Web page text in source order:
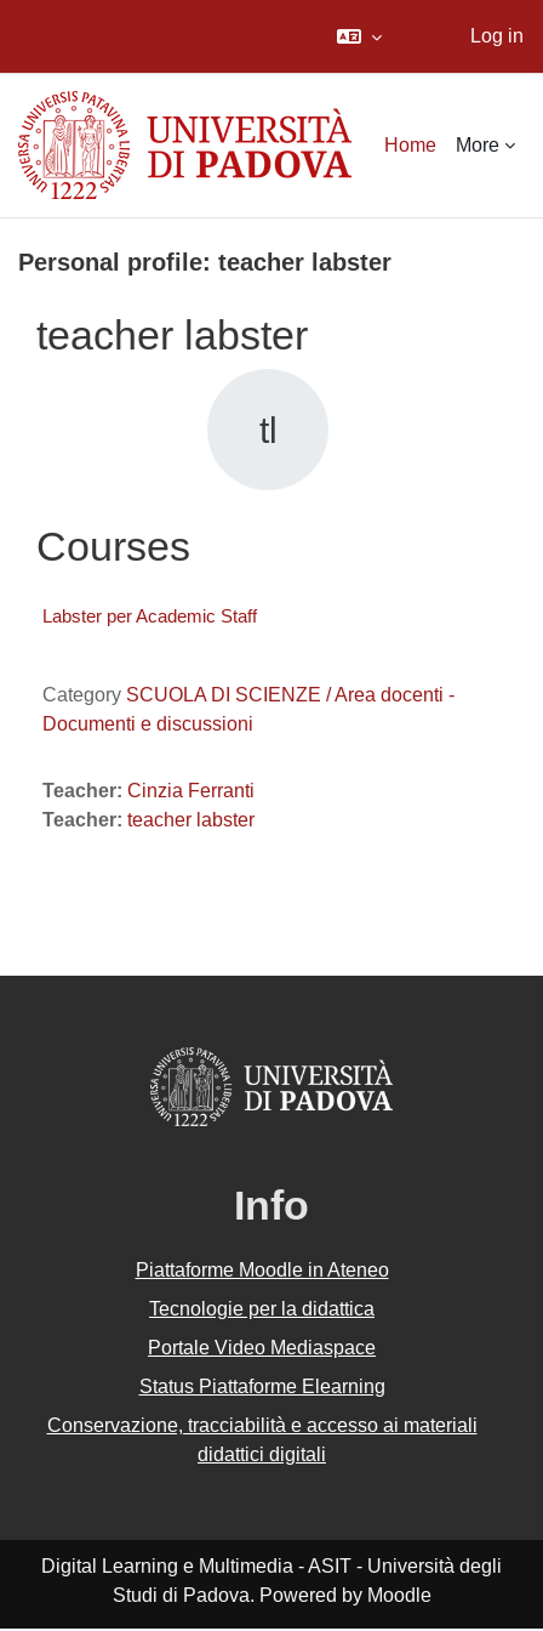
Log in
Home More
Personal profile: teacher labster
teacher labster
tl
Courses
Labster per Academic Staff
Category SCUOLA DI SCIENZE / Area docenti -
Documenti e discussioni
Teacher: Cinzia Ferranti
Teacher: teacher labster
Info
Piattaforme Moodle in Ateneo
Tecnologie per la didattica
Portale Video Mediaspace
Status Piattaforme Elearning
Conservazione, tracciabilità e accesso ai materiali
didattici digitali
Digital Learning e Multimedia - ASIT - Università degli
Studi di Padova. Powered by Moodle